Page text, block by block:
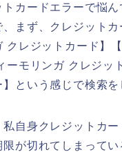
カードエラーで悩
まず、クレジット
クレジットカード】
ーモリンガ クレジ
という感じで検索を
自身クレジットカ
限が切れてしまって